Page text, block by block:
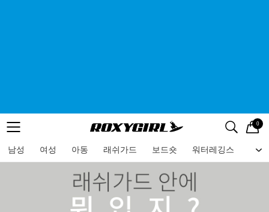
메뉴 검색
로고 0
남성 여성 아동 래쉬가드 보드숏 워터레깅스 비
메뉴